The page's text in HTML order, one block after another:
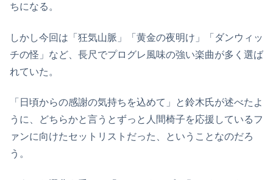
ちになる。
しかし今回は「狂気山脈」「黄金の夜明け」「ダンウィッ
チの怪」など、長尺でプログレ風味の強い楽曲が多く選ば
れていた。
「日頃からの感謝の気持ちを込めて」と鈴木氏が述べたよ
うに、どちらかと言うとずっと人間椅子を応援しているフ
ァンに向けたセットリストだった、ということなのだろ
う。